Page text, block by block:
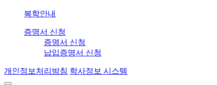
복학안내
증명서 신청
증명서 신청
납입증명서 신청
개인정보처리방침 학사정보 시스템